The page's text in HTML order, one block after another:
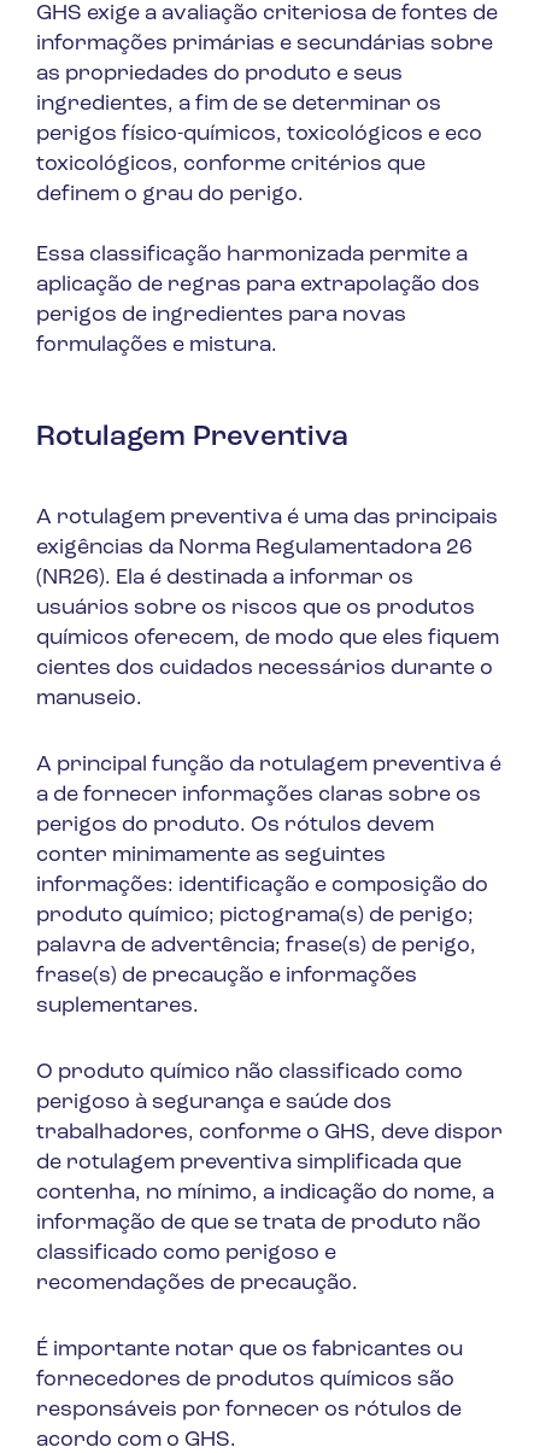
GHS exige a avaliação criteriosa de fontes de
informações primárias e secundárias sobre
as propriedades do produto e seus
ingredientes, a fim de se determinar os
perigos físico-químicos, toxicológicos e eco
toxicológicos, conforme critérios que
definem o grau do perigo.
Essa classificação harmonizada permite a
aplicação de regras para extrapolação dos
perigos de ingredientes para novas
formulações e mistura.
Rotulagem Preventiva
A rotulagem preventiva é uma das principais
exigências da Norma Regulamentadora 26
(NR26). Ela é destinada a informar os
usuários sobre os riscos que os produtos
químicos oferecem, de modo que eles fiquem
cientes dos cuidados necessários durante o
manuseio.
A principal função da rotulagem preventiva é
a de fornecer informações claras sobre os
perigos do produto. Os rótulos devem
conter minimamente as seguintes
informações: identificação e composição do
produto químico; pictograma(s) de perigo;
palavra de advertência; frase(s) de perigo,
frase(s) de precaução e informações
suplementares.
O produto químico não classificado como
perigoso à segurança e saúde dos
trabalhadores, conforme o GHS, deve dispor
de rotulagem preventiva simplificada que
contenha, no mínimo, a indicação do nome, a
informação de que se trata de produto não
classificado como perigoso e
recomendações de precaução.
É importante notar que os fabricantes ou
fornecedores de produtos químicos são
responsáveis por fornecer os rótulos de
acordo com o GHS.